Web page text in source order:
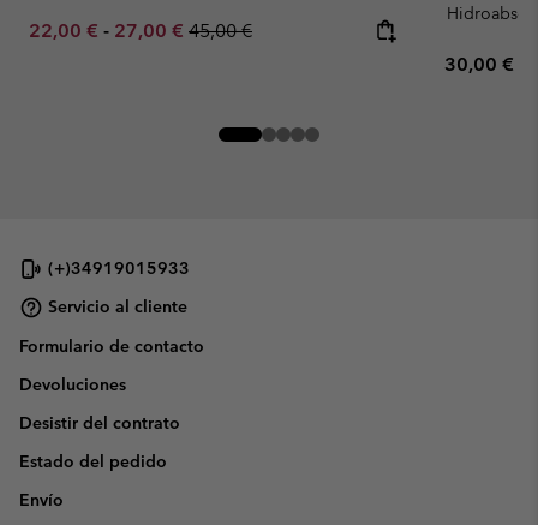
Minimum sale price:
22,00 € - Maximum sale price:
27,00 € Regular price:
45,00 €
Regular
30,00 €
(+)34919015933
Servicio al cliente
Formulario de contacto
Devoluciones
Desistir del contrato
Estado del pedido
Envío